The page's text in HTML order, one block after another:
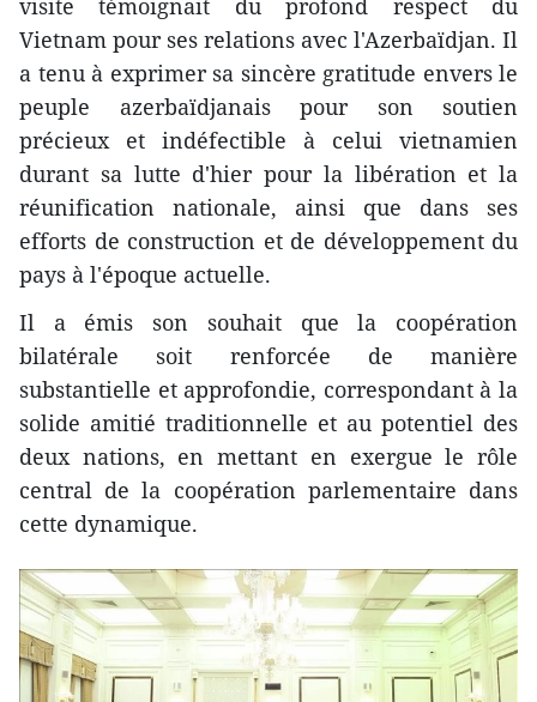
visite témoignait du profond respect du
Vietnam pour ses relations avec l'Azerbaïdjan. Il
a tenu à exprimer sa sincère gratitude envers le
peuple azerbaïdjanais pour son soutien
précieux et indéfectible à celui vietnamien
durant sa lutte d'hier pour la libération et la
réunification nationale, ainsi que dans ses
efforts de construction et de développement du
pays à l'époque actuelle.
Il a émis son souhait que la coopération
bilatérale soit renforcée de manière
substantielle et approfondie, correspondant à la
solide amitié traditionnelle et au potentiel des
deux nations, en mettant en exergue le rôle
central de la coopération parlementaire dans
cette dynamique.